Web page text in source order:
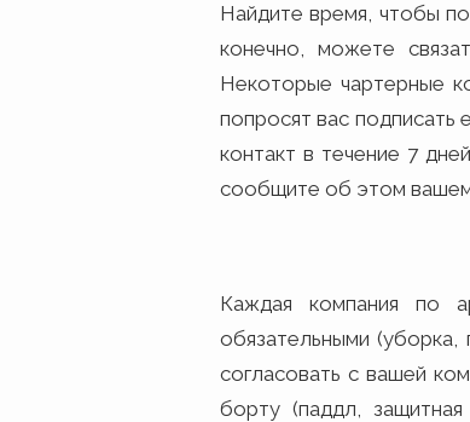
Найдите время, чтобы
конечно, можете
Некоторые чартерные
попросят вас
контакт в течение 7
сообщите об этом
Каждая компания по
обязательными
согласовать с вашей
борту (паддл,